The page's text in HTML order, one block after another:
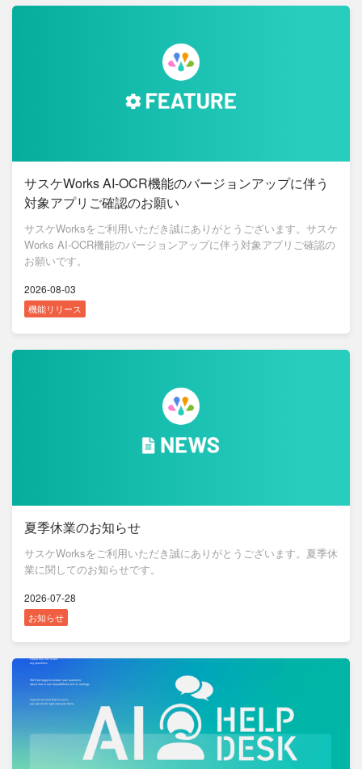
サスケWorks AI-OCR機能のバージョンアップに伴う
対象アプリご確認のお願い
サスケWorksをご利用いただき誠にありがとうございます。サスケ
Works AI-OCR機能のバージョンアップに伴う対象アプリご確認の
お願いです。
2026-08-03
機能リリース
夏季休業のお知らせ
サスケWorksをご利用いただき誠にありがとうございます。夏季休
業に関してのお知らせです。
2026-07-28
お知らせ